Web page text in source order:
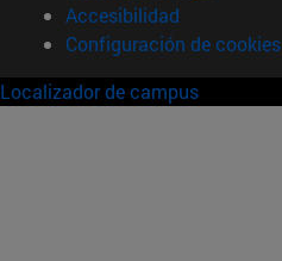
Accesibilidad
Configuración de cookies
Localizador de campus